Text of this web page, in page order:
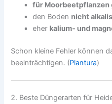
für Moorbeetpflanzen
den Boden nicht
eher kalium- und
Schon kleine Fehler können
beeinträchtigen. (Plantura)
2. Beste Düngerarten für